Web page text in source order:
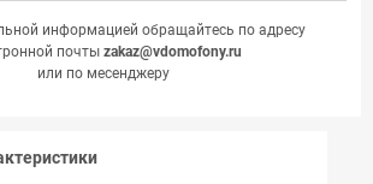
информацией обращайтесь по адресу
почты zakaz@vdomofony.ru
или по месенджеру